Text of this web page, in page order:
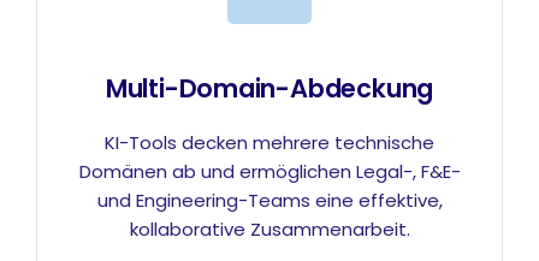
Multi-Domain-Abdeckung
KI-Tools decken mehrere technische
Domänen ab und ermöglichen Legal-, F&E-
und Engineering-Teams eine effektive,
kollaborative Zusammenarbeit.